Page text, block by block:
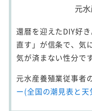
元
還暦を迎えたDIY好
直す」が信条で、気
気が済まない性分です
元水産養殖業従事者
ー(全国の潮見表と天